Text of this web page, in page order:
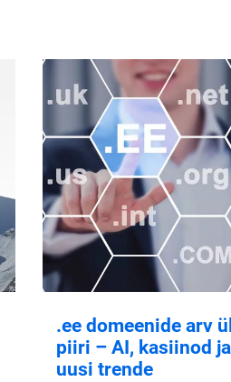
.ee domeenide arv
piiri – AI, kasiinod
uusi trende